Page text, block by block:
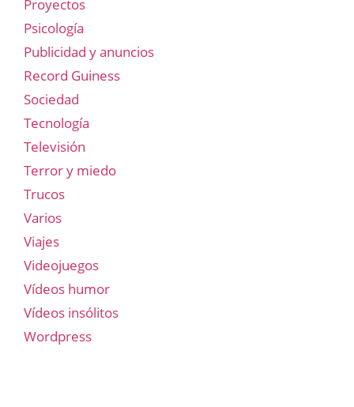
Proyectos
Psicología
Publicidad y anuncios
Record Guiness
Sociedad
Tecnología
Televisión
Terror y miedo
Trucos
Varios
Viajes
Videojuegos
Vídeos humor
Vídeos insólitos
Wordpress